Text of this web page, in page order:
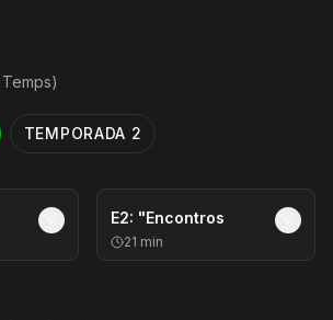
Temps)
TEMPORADA 2
E2: "Encontros
21 min